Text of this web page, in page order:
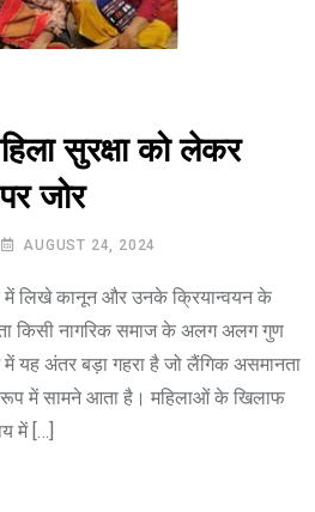
सुरक्षा को लेकर
जोर
AUGUST 24, 2024
में लिखे कानून और उनके क्रियान्वयन के
किसी नागरिक समाज के अलग अलग गुण
यह अंतर बड़ा गहरा है जो लैंगिक असमानता
में सामने आता है। महिलाओं के खिलाफ
में […]